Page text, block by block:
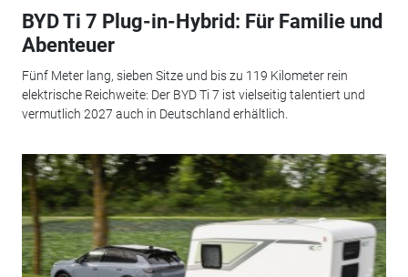
BYD Ti 7 Plug-in-Hybrid: Für Familie und
Abenteuer
Fünf Meter lang, sieben Sitze und bis zu 119 Kilometer rein
elektrische Reichweite: Der BYD Ti 7 ist vielseitig talentiert und
vermutlich 2027 auch in Deutschland erhältlich.